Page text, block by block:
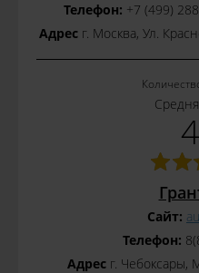
Телефон: +7 (499)
Адрес г. Москва, Ул.
Сайт:
Телефон:
Адрес г. Чебоксары,